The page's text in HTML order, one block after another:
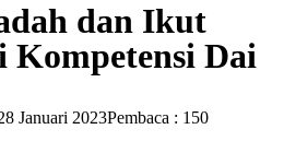
dan Ikut
Kompetensi Dai
Januari 2023Pembaca : 150